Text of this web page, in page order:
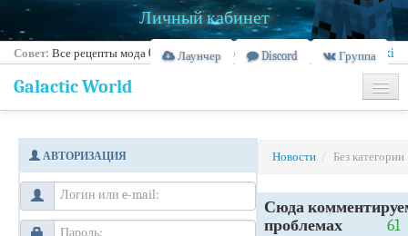
Личный кабинет
Лаунчер Discord Группа
Совет: Все рецепты мода Galacticraft можно найти здесь - Galacticraft Wiki
Galactic World
Информация
Банлист
АВТОРИЗАЦИЯ Новости / Без категории
Сюда
проблемах
61